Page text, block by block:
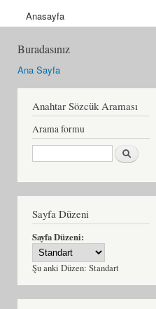
Anasayfa
Buradasınız
Ana Sayfa
Anahtar Sözcük Araması
Arama formu
Ara
Sayfa Düzeni
Sayfa Düzeni:
Şu anki Düzen: Standart